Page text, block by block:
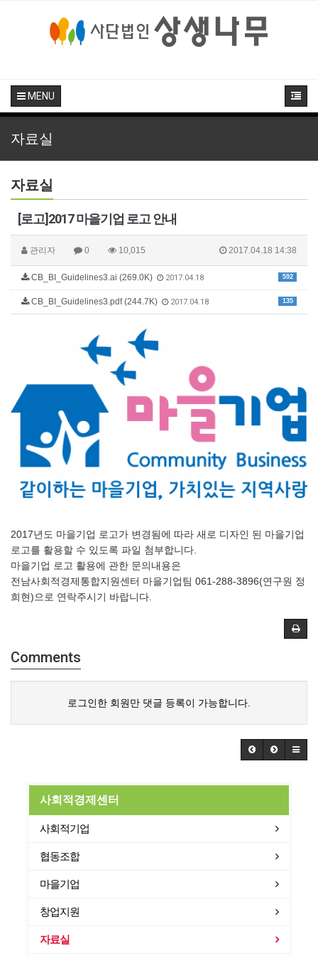
MENU
자료실
자료실
[로고]2017 마을기업 로고 안내
관리자 0 10,015 2017.04.18 14:38
592
CB_BI_Guidelines3.ai (269.0K) 2017.04.18
135
CB_BI_Guidelines3.pdf (244.7K) 2017.04.18
2017년도 마을기업 로고가 변경됨에 따라 새로 디자인 된 마을기업
로고를 활용할 수 있도록 파일 첨부합니다.
마을기업 로고 활용에 관한 문의내용은
전남사회적경제통합지원센터 마을기업팀 061-288-3896(연구원 정
희현)으로 연락주시기 바랍니다.
Comments
로그인한 회원만 댓글 등록이 가능합니다.
사회적경제센터
사회적기업
협동조합
마을기업
창업지원
자료실